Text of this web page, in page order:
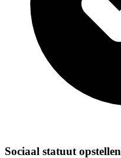
Sociaal statuut opstellen